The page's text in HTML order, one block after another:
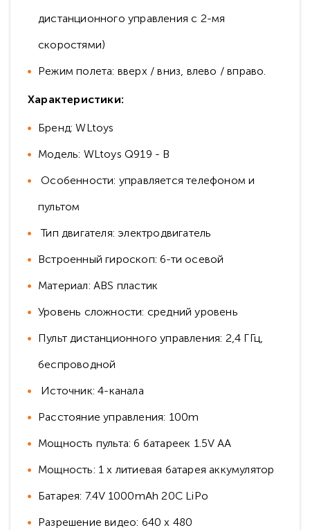
дистанционного управления с 2-мя
скоростями)
Режим полета: вверх / вниз, влево / вправо.
Характеристики:
Бренд: WLtoys
Модель: WLtoys Q919 - B
Особенности: управляется телефоном и
пультом
Тип двигателя: электродвигатель
Встроенный гироскоп: 6-ти осевой
Материал: ABS пластик
Уровень сложности: средний уровень
Пульт дистанционного управления: 2,4 ГГц,
беспроводной
Источник: 4-канала
Расстояние управления: 100m
Мощность пульта: 6 батареек 1.5V AA
Мощность: 1 х литиевая батарея аккумулятор
Батарея: 7.4V 1000mAh 20C LiPo
Разрешение видео: 640 х 480